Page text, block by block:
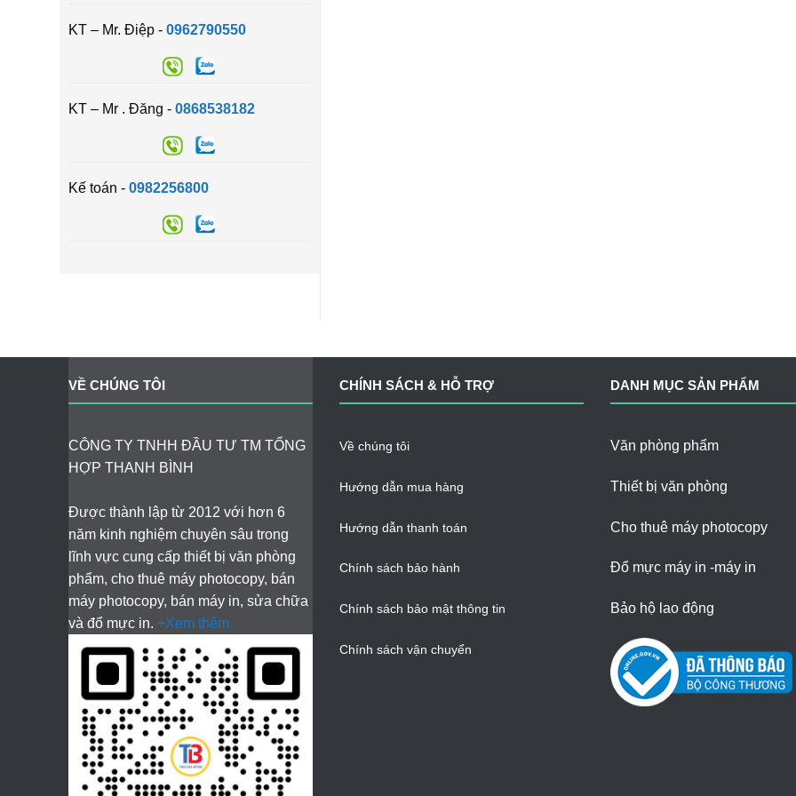
KT – Mr. Điệp - 0962790550
KT – Mr . Đăng - 0868538182
Kế toán - 0982256800
VỀ CHÚNG TÔI
CÔNG TY TNHH ĐẦU TƯ TM TỔNG
HỢP THANH BÌNH
Được thành lập từ 2012 với hơn 6
năm kinh nghiệm chuyên sâu trong
lĩnh vực cung cấp thiết bị văn phòng
phẩm, cho thuê máy photocopy, bán
máy photocopy, bán máy in, sửa chữa
và đổ mực in. +Xem thêm
CHÍNH SÁCH & HỖ TRỢ
Về chúng tôi
Hướng dẫn mua hàng
Hướng dẫn thanh toán
Chính sách bảo hành
Chính sách bảo mật thông tin
Chính sách vận chuyển
DANH MỤC SẢN PHẨM
Văn phòng phẩm
Thiết bị văn phòng
Cho thuê máy photocopy
Đổ mực máy in -máy in
Bảo hộ lao động